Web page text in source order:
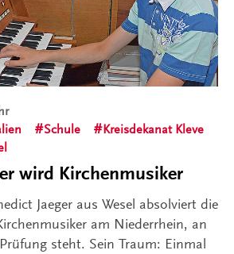
Schule
Kreisdekanat Kleve
wird Kirchenmusiker
Jaeger aus Wesel absolviert die
am Niederrhein, an
steht. Sein Traum: Einmal